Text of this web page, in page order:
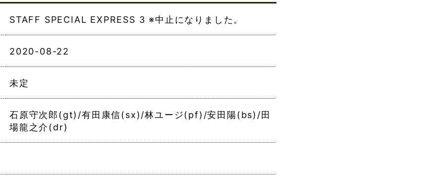
STAFF SPECIAL EXPRESS 3 ※中止になりました。
2020-08-22
未定
石原守次郎(gt)/有田康信(sx)/林ユージ(pf)/安田陽(bs)/田
場龍之介(dr)